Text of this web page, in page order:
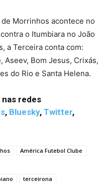
Morrinhos acontece no
o Itumbiara no João
a Terceira conta com:
Aseev, Bom Jesus, Crixás,
do Rio e Santa Helena.
redes
, Bluesky, Twitter,
América Futebol Clube
terceirona